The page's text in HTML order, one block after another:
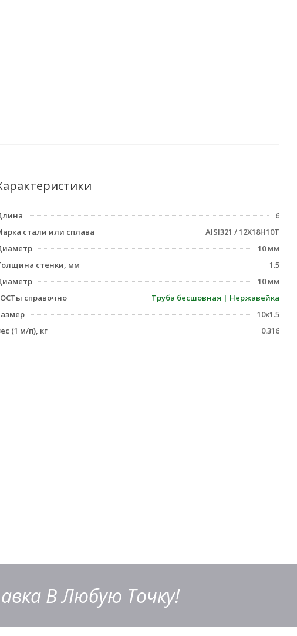
6
стали или сплава
AISI321 / 12Х18Н10Т
10 мм
стенки, мм
1.5
10 мм
справочно
Труба бесшовная | Нержавейка
10х1.5
(1 м/п), кг
0.316
В Любую Точку!